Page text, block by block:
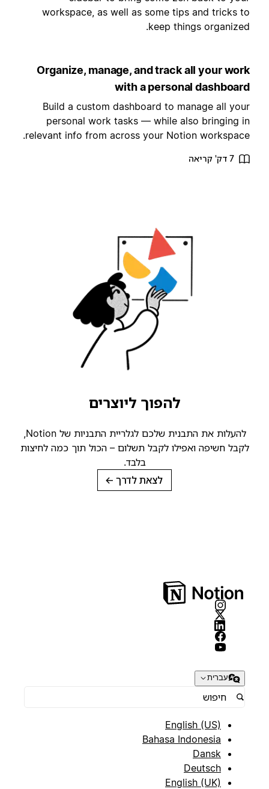
workspace, as well as some tips and tricks
keep things
Organize, manage, and track all your
with a personal
Build a custom dashboard to manage all
personal work tasks — while also bringing
relevant info from across your Notion
להפוך ליוצרים
להעלות את התבנית שלכם לגלריית התבניות של Notion,
לקבל חשיפה ואפילו לקבל תשלום – הכול תוך כמה לחיצות
בלבד.
לצאת לדרך→
עברית
English (US)
Bahasa Indonesia
Dansk
Deutsch
English (UK)